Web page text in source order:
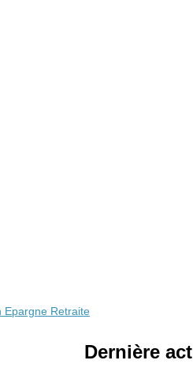
Epargne Retraite
Dernière